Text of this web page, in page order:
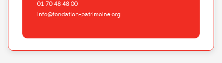
01 70 48 48 00
info@fondation-patrimoine.org